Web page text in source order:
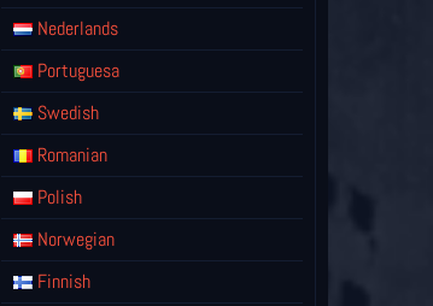
Nederlands
Portuguesa
Swedish
Romanian
Polish
Norwegian
Finnish